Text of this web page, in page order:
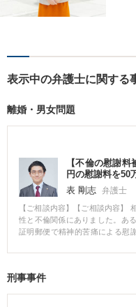
致し
ズスペ
表示中の弁護士に関する
離婚・男女問題
【不倫の慰謝
円の慰謝料を50
表 剛志 弁護士
【ご相談内容】【ご相談内容】
性と不倫関係にありました。あ
証明郵便で精神的苦痛による慰
務所にご相談にいらっしゃいま
夫とは離婚を前提に別居してお
刑事事件